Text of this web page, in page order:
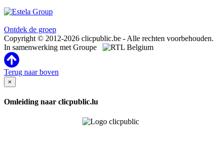
Ontdek de groep
Copyright © 2012-2026 clicpublic.be - Alle rechten voorbehouden.
In samenwerking met Groupe
Terug naar boven
×
Omleiding naar clicpublic.lu